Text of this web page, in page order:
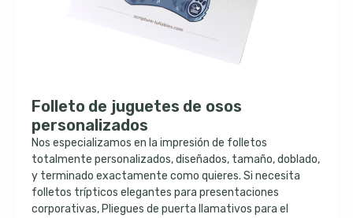
Folleto de juguetes de osos
personalizados
Nos especializamos en la impresión de folletos
totalmente personalizados, diseñados, tamaño, doblado,
y terminado exactamente como quieres. Si necesita
folletos trípticos elegantes para presentaciones
corporativas, Pliegues de puerta llamativos para el